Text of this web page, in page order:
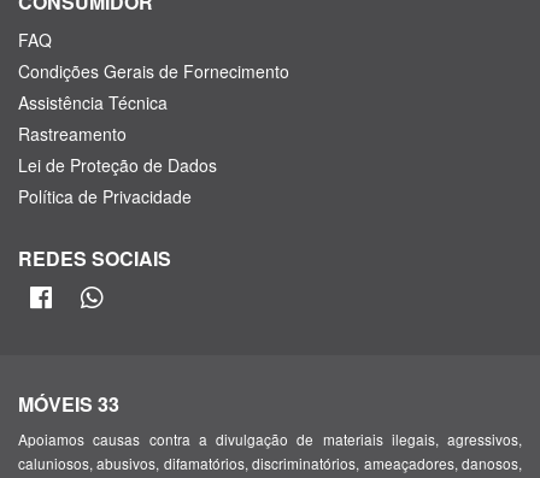
FAQ
Condições Gerais de Fornecimento
Assistência Técnica
Rastreamento
Lei de Proteção de Dados
Política de Privacidade
REDES SOCIAIS
MÓVEIS 33
Apoiamos causas contra a divulgação de materiais ilegais, agressivos,
caluniosos, abusivos, difamatórios, discriminatórios, ameaçadores, danosos,